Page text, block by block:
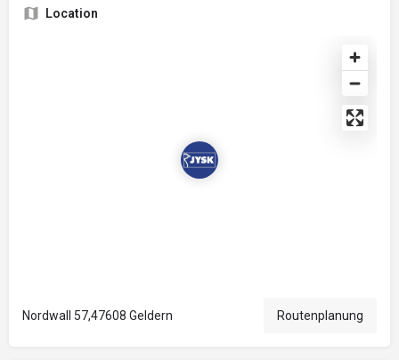
Location
Nordwall 57,47608 Geldern Routenplanung